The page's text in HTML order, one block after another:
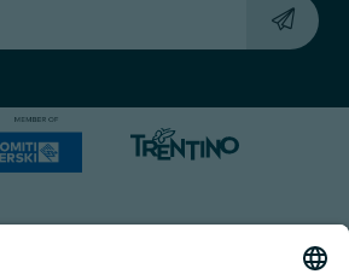
220.000,00 | VAT: 01901280220